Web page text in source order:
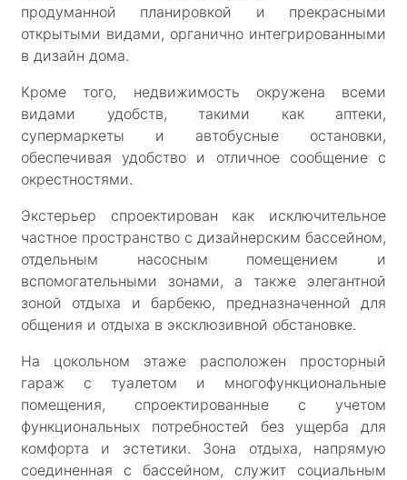
продуманной планировкой и прекрасными
открытыми видами, органично интегрированными
в дизайн дома.
Кроме того, недвижимость окружена всеми
видами удобств, такими как аптеки,
супермаркеты и автобусные остановки,
обеспечивая удобство и отличное сообщение с
окрестностями.
Экстерьер спроектирован как исключительное
частное пространство с дизайнерским бассейном,
отдельным насосным помещением и
вспомогательными зонами, а также элегантной
зоной отдыха и барбекю, предназначенной для
общения и отдыха в эксклюзивной обстановке.
На цокольном этаже расположен просторный
гараж с туалетом и многофункциональные
помещения, спроектированные с учетом
функциональных потребностей без ущерба для
комфорта и эстетики. Зона отдыха, напрямую
соединенная с бассейном, служит социальным